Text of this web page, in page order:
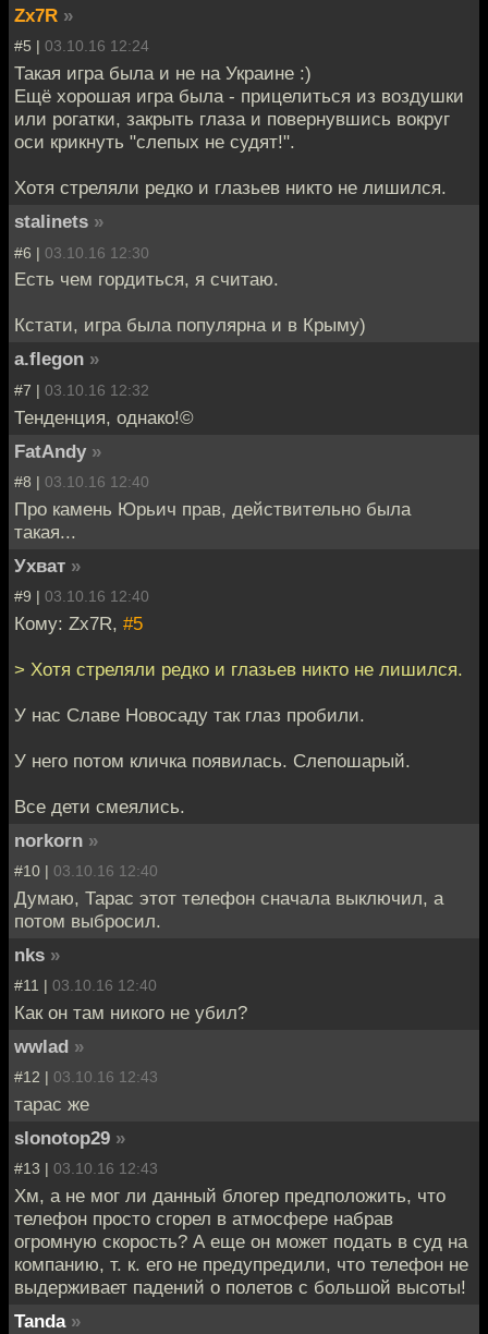
Zx7R »
#5 | 03.10.16 12:24
Такая игра была и не на Украине :)
Ещё хорошая игра была - прицелиться из воздушки
или рогатки, закрыть глаза и повернувшись вокруг
оси крикнуть "слепых не судят!".
Хотя стреляли редко и глазьев никто не лишился.
stalinets »
#6 | 03.10.16 12:30
Есть чем гордиться, я считаю.
Кстати, игра была популярна и в Крыму)
a.flegon »
#7 | 03.10.16 12:32
Тенденция, однако!©
FatAndy »
#8 | 03.10.16 12:40
Про камень Юрьич прав, действительно была
такая...
Ухват »
#9 | 03.10.16 12:40
Кому: Zx7R, #5
> Хотя стреляли редко и глазьев никто не лишился.
У нас Славе Новосаду так глаз пробили.
У него потом кличка появилась. Слепошарый.
Все дети смеялись.
norkorn »
#10 | 03.10.16 12:40
Думаю, Тарас этот телефон сначала выключил, а
потом выбросил.
nks »
#11 | 03.10.16 12:40
Как он там никого не убил?
wwlad »
#12 | 03.10.16 12:43
тарас же
slonotop29 »
#13 | 03.10.16 12:43
Хм, а не мог ли данный блогер предположить, что
телефон просто сгорел в атмосфере набрав
огромную скорость? А еще он может подать в суд на
компанию, т. к. его не предупредили, что телефон не
выдерживает падений о полетов с большой высоты!
Tanda »